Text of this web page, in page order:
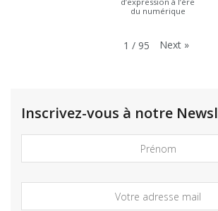
du numérique
1 / 95 Next »
Inscrivez-vous à notre